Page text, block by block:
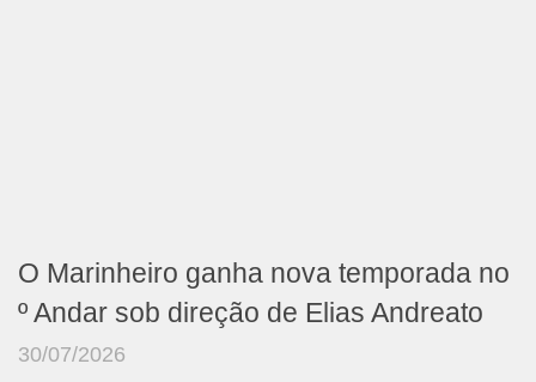
O Marinheiro ganha nova temporada no
º Andar sob direção de Elias Andreato
30/07/2026